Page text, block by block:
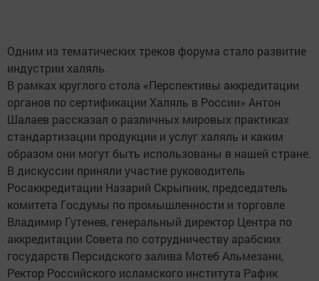
Одним из тематических треков форума стало развитие
индустрии халяль.
В рамках круглого стола «Перспективы аккредитации
органов по сертификации Халяль в России» Антон
Шалаев рассказал о различных мировых практиках
стандартизации продукции и услуг халяль и каким
образом они могут быть использованы в нашей стране.
В дискуссии приняли участие руководитель
Росаккредитации Назарий Скрыпник, председатель
комитета Госдумы по промышленности и торговле
Владимир Гутенев, генеральный директор Центра по
аккредитации Совета по сотрудничеству арабских
государств Персидского залива Мотеб Альмезани,
Ректор Российского исламского института Рафик